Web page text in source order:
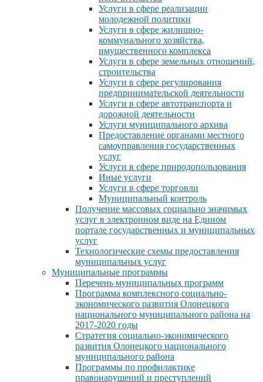
Услуги в сфере реализации
молодежной политики
Услуги в сфере жилищно-
коммунального хозяйства,
имущественного комплекса
Услуги в сфере земельных отношений,
строительства
Услуги в сфере регулирования
предпринимательской деятельности
Услуги в сфере автотранспорта и
дорожной деятельности
Услуги муниципального архива
Предоставление органами местного
самоуправления государственных
услуг
Услуги в сфере природопользования
Иные услуги
Услуги в сфере торговли
Муниципальный контроль
Получение массовых социально значимых
услуг в электронном виде на Едином
портале государственных и муниципальных
услуг
Технологические схемы предоставления
муниципальных услуг
Муниципальные программы
Перечень муниципальных программ
Программа комплексного социально-
экономического развития Олонецкого
национального муниципального района на
2017-2020 годы
Стратегия социально-экономического
развития Олонецкого национального
муниципального района
Программы по профилактике
правонарушений и преступлений